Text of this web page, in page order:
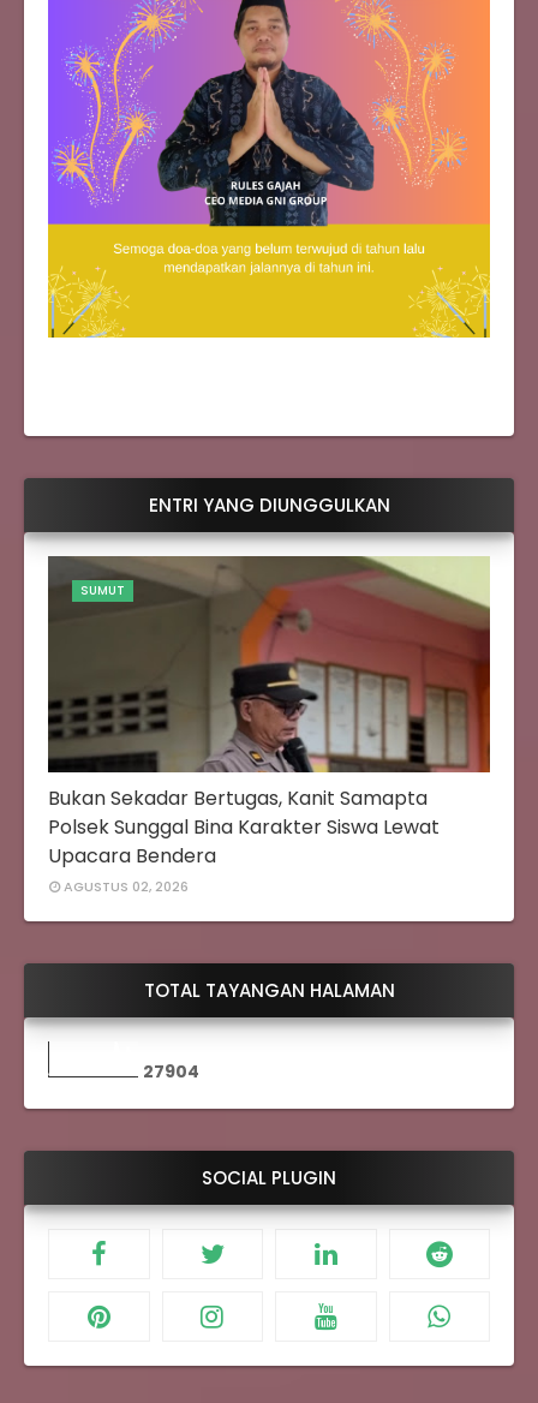
ENTRI YANG DIUNGGULKAN
SUMUT
Bukan Sekadar Bertugas, Kanit Samapta
Polsek Sunggal Bina Karakter Siswa Lewat
Upacara Bendera
AGUSTUS 02, 2026
TOTAL TAYANGAN HALAMAN
27904
SOCIAL PLUGIN